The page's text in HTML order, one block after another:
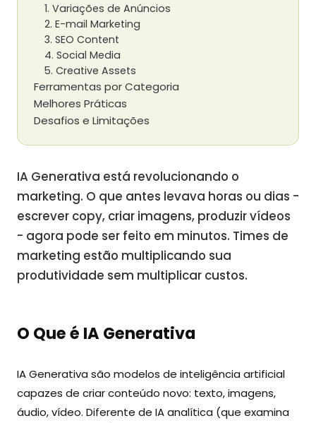
1. Variações de Anúncios
2. E-mail Marketing
3. SEO Content
4. Social Media
5. Creative Assets
Ferramentas por Categoria
Melhores Práticas
Desafios e Limitações
IA Generativa está revolucionando o
marketing. O que antes levava horas ou dias -
escrever copy, criar imagens, produzir vídeos
- agora pode ser feito em minutos. Times de
marketing estão multiplicando sua
produtividade sem multiplicar custos.
O Que é IA Generativa
IA Generativa são modelos de inteligência artificial
capazes de criar conteúdo novo: texto, imagens,
áudio, vídeo. Diferente de IA analítica (que examina